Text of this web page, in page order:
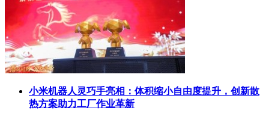
小米机器人灵巧手亮相：体积缩小自由度提升，创新散
热方案助力工厂作业革新